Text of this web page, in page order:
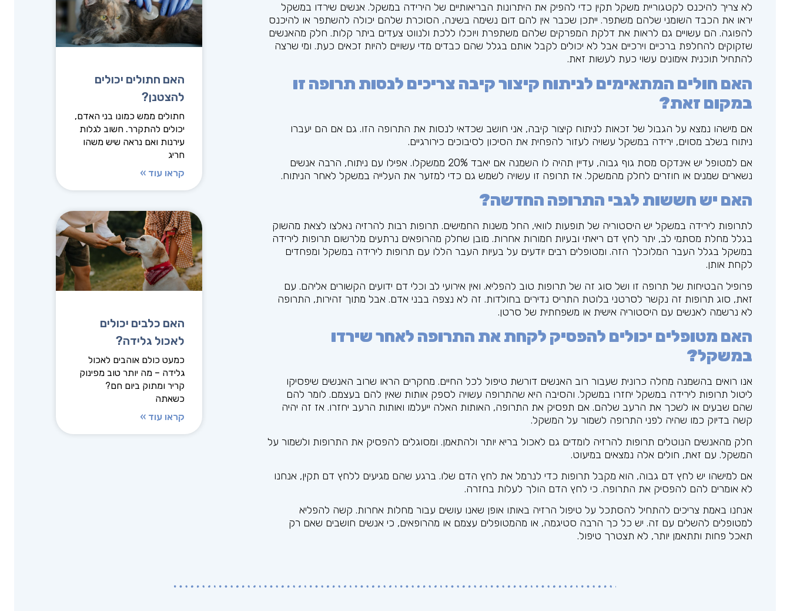
לא צריך להיכנס לקטגוריית משקל תקין כדי להפיק את היתרונות הבריאותיים של הירידה במשקל. אנשים שירדו במשקל
יראו את הכבד השומני שלהם משתפר. ייתכן שכבר אין להם דום נשימה בשינה, הסוכרת שלהם יכולה להשתפר או להיכנס
להפוגה. הם עשויים גם לראות את דלקת המפרקים שלהם משתפרת ויוכלו ללכת ולנווט צעדים ביתר קלות. חלק מהאנשים
שזקוקים להחלפת ברכיים וירכיים אבל לא יכולים לקבל אותם בגלל שהם כבדים מדי עשויים להיות זכאים כעת. ומי שרצה
להתחיל תוכנית אימונים עשוי כעת לעשות זאת.
האם חולים המתאימים לניתוח קיצור קיבה צריכים לנסות תרופה זו
במקום זאת?
אם מישהו נמצא על הגבול של זכאות לניתוח קיצור קיבה, אני חושב שכדאי לנסות את התרופה הזו. גם אם הם יעברו
ניתוח בשלב מסוים, ירידה במשקל עשויה לעזור להפחית את הסיכון לסיבוכים כירורגיים.
אם למטופל יש אינדקס מסת גוף גבוה, עדיין תהיה לו השמנה אם יאבד 20% ממשקלו. אפילו עם ניתוח, הרבה אנשים
נשארים שמנים או חוזרים לחלק מהמשקל. אז תרופה זו עשויה לשמש גם כדי למזער את העלייה במשקל לאחר הניתוח.
האם יש חששות לגבי התרופה החדשה?
לתרופות לירידה במשקל יש היסטוריה של תופעות לוואי, החל משנות החמישים. תרופות רבות להרזיה נאלצו לצאת מהשוק
בגלל מחלת מסתמי לב, יתר לחץ דם ריאתי ובעיות חמורות אחרות. מובן שחלק מהרופאים נרתעים מלרשום תרופות לירידה
במשקל בגלל העבר המלוכלך הזה. ומטופלים רבים יודעים על בעיות העבר הללו עם תרופות לירידה במשקל ומפחדים
לקחת אותן.
פרופיל הבטיחות של תרופה זו ושל סוג זה של תרופות טוב להפליא. ואין אירועי לב וכלי דם ידועים הקשורים אליהם. עם
זאת, סוג תרופות זה נקשר לסרטני בלוטת התריס נדירים בחולדות. זה לא נצפה בבני אדם. אבל מתוך זהירות, התרופה
לא נרשמה לאנשים עם היסטוריה אישית או משפחתית של סרטן.
האם מטופלים יכולים להפסיק לקחת את התרופה לאחר שירדו
במשקל?
אנו רואים בהשמנה מחלה כרונית שעבור רוב האנשים דורשת טיפול לכל החיים. מחקרים הראו שרוב האנשים שיפסיקו
ליטול תרופות לירידה במשקל יחזרו במשקל. והסיבה היא שהתרופה עשויה לספק אותות שאין להם בעצמם. לומר להם
שהם שבעים או לשכך את הרעב שלהם. אם תפסיק את התרופה, האותות האלה ייעלמו ואותות הרעב יחזרו. אז זה יהיה
קשה בדיוק כמו שהיה לפני התרופה לשמור על המשקל.
חלק מהאנשים הנוטלים תרופות להרזיה לומדים גם לאכול בריא יותר ולהתאמן. ומסוגלים להפסיק את התרופות ולשמור על
המשקל. עם זאת, חולים אלה נמצאים במיעוט.
אם למישהו יש לחץ דם גבוה, הוא מקבל תרופות כדי לנרמל את לחץ הדם שלו. ברגע שהם מגיעים ללחץ דם תקין, אנחנו
לא אומרים להם להפסיק את התרופה. כי לחץ הדם הולך לעלות בחזרה.
אנחנו באמת צריכים להתחיל להסתכל על טיפול הרזיה באותו אופן שאנו עושים עבור מחלות אחרות. קשה להפליא
למטופלים להשלים עם זה. יש כל כך הרבה סטיגמה, או מהמטופלים עצמם או מהרופאים, כי אנשים חושבים שאם רק
תאכל פחות ותתאמן יותר, לא תצטרך טיפול.
האם חתולים יכולים
להצטנן?
חתולים ממש כמונו בני האדם,
יכולים להתקרר. חשוב לגלות
עירנות ואם נראה שיש משהו
חריג
קראו עוד »
האם כלבים יכולים
לאכול גלידה?
כמעט כולם אוהבים לאכול
גלידה – מה יותר טוב מפינוק
קריר ומתוק ביום חם?
כשאתה
קראו עוד »